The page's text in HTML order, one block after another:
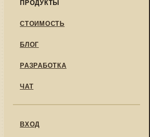
ПРОДУКТЫ
СТОИМОСТЬ
БЛОГ
РАЗРАБОТКА
ЧАТ
ВХОД